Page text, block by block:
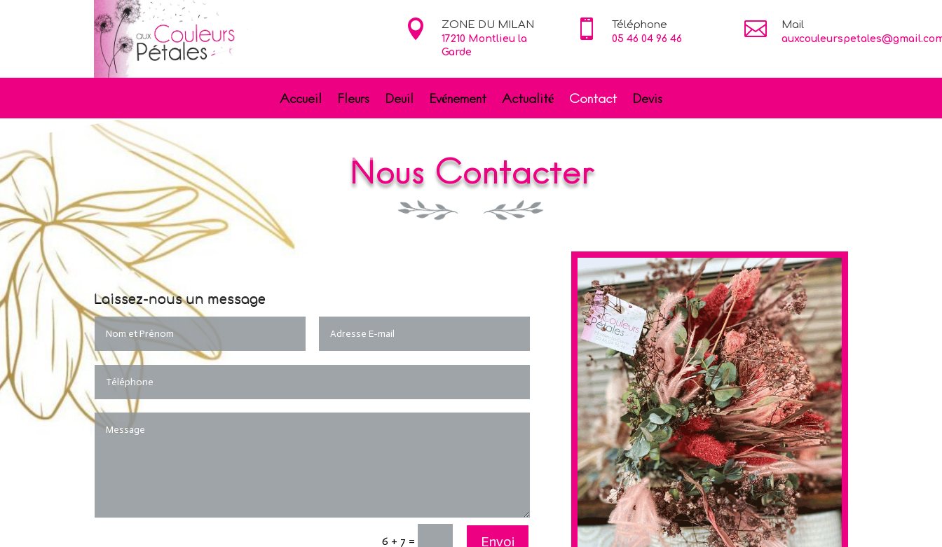
 ZONE DU MILAN
17210 Montlieu la
Garde
 Téléphone
05 46 04 96 46  Mail
Accueil Fleurs Deuil Evénement Actualité Contact Devis
Nous Contacter
Laissez-nous un message
6 + 7 = Envoi